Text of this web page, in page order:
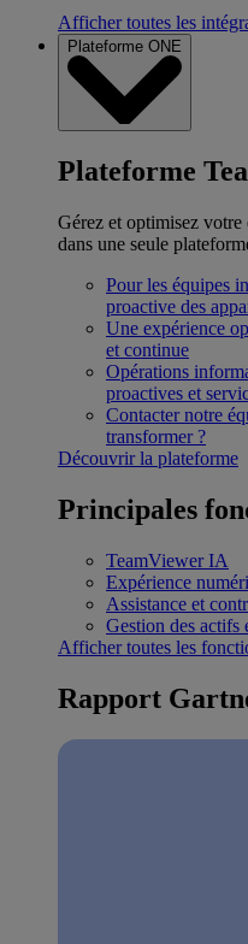
Afficher toutes les
Plateforme ONE
Plateforme
Gérez et optimisez
dans une seule
Pour les équipes
proactive des
Une expérience
et continue
Opérations
proactives et
Contacter notre
transformer ?
Découvrir la plateforme
Principales
TeamViewer IA
Expérience
Assistance et
Gestion des actifs
Afficher toutes les
Rapport